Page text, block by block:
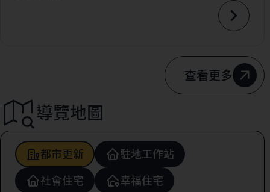
查看更多
導覽地圖
都市更新
駐地工作站
社會住宅
幸福住宅